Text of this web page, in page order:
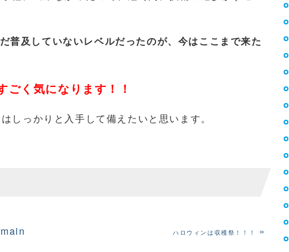
及していないレベルだったのが、今はここまで来た
く気になります！！
しっかりと入手して備えたいと思います。
main ハロウィンは収穫祭！！！ »